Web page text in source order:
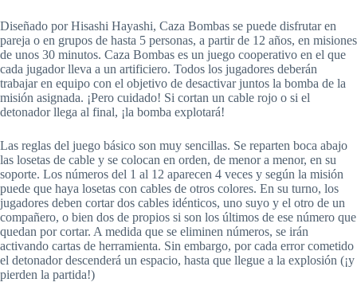
Diseñado por Hisashi Hayashi, Caza Bombas se puede disfrutar en
pareja o en grupos de hasta 5 personas, a partir de 12 años, en misiones
de unos 30 minutos. Caza Bombas es un juego cooperativo en el que
cada jugador lleva a un artificiero. Todos los jugadores deberán
trabajar en equipo con el objetivo de desactivar juntos la bomba de la
misión asignada. ¡Pero cuidado! Si cortan un cable rojo o si el
detonador llega al final, ¡la bomba explotará!
Las reglas del juego básico son muy sencillas. Se reparten boca abajo
las losetas de cable y se colocan en orden, de menor a menor, en su
soporte. Los números del 1 al 12 aparecen 4 veces y según la misión
puede que haya losetas con cables de otros colores. En su turno, los
jugadores deben cortar dos cables idénticos, uno suyo y el otro de un
compañero, o bien dos de propios si son los últimos de ese número que
quedan por cortar. A medida que se eliminen números, se irán
activando cartas de herramienta. Sin embargo, por cada error cometido
el detonador descenderá un espacio, hasta que llegue a la explosión (¡y
pierden la partida!)